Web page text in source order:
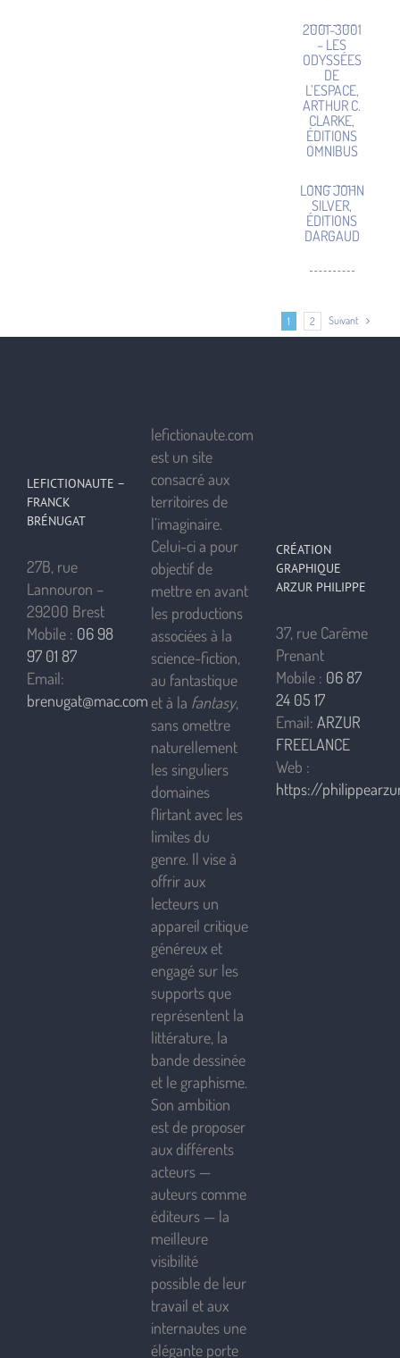
2001-3001
– LES
ODYSSÉES
DE
L’ESPACE,
ARTHUR C.
CLARKE,
ÉDITIONS
OMNIBUS
LONG JOHN
SILVER,
ÉDITIONS
DARGAUD
1 2 Suivant
LEFICTIONAUTE –
FRANCK
BRÉNUGAT
27B, rue
Lannouron –
29200 Brest
Mobile : 06 98
97 01 87
Email:
brenugat@mac.com
lefictionaute.com
est un site
consacré aux
territoires de
l’imaginaire.
Celui-ci a pour
objectif de
mettre en avant
les productions
associées à la
science-fiction,
au fantastique
et à la fantasy,
sans omettre
naturellement
les singuliers
domaines
flirtant avec les
limites du
genre. Il vise à
offrir aux
lecteurs un
appareil critique
généreux et
engagé sur les
supports que
représentent la
littérature, la
bande dessinée
et le graphisme.
Son ambition
est de proposer
aux différents
acteurs —
auteurs comme
éditeurs — la
meilleure
visibilité
possible de leur
travail et aux
internautes une
élégante porte
CRÉATION
GRAPHIQUE
ARZUR PHILIPPE
37, rue Carême
Prenant
Mobile : 06 87
24 05 17
Email: ARZUR
FREELANCE
Web :
https://